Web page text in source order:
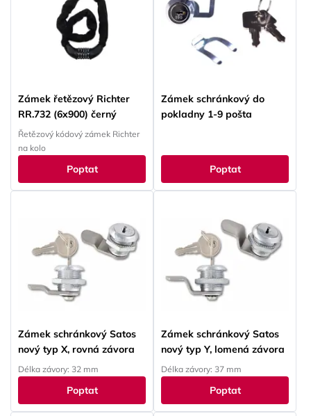
Zámek řetězový Richter
RR.732 (6x900) černý
Řetězový kódový zámek Richter
na kolo
Poptat
Zámek schránkový do
pokladny 1-9 pošta
Poptat
Zámek schránkový Satos
nový typ X, rovná závora
Délka závory: 32 mm
Poptat
Zámek schránkový Satos
nový typ Y, lomená závora
Délka závory: 37 mm
Poptat